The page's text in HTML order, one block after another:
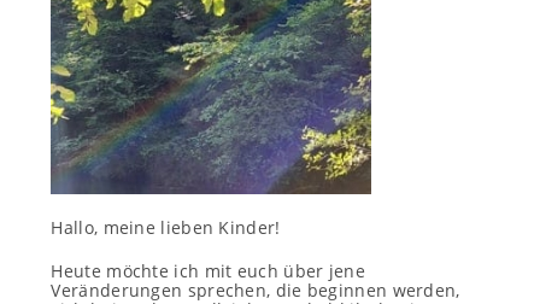
Hallo, meine lieben Kinder!
Heute möchte ich mit euch über jene
Veränderungen sprechen, die beginnen werden,